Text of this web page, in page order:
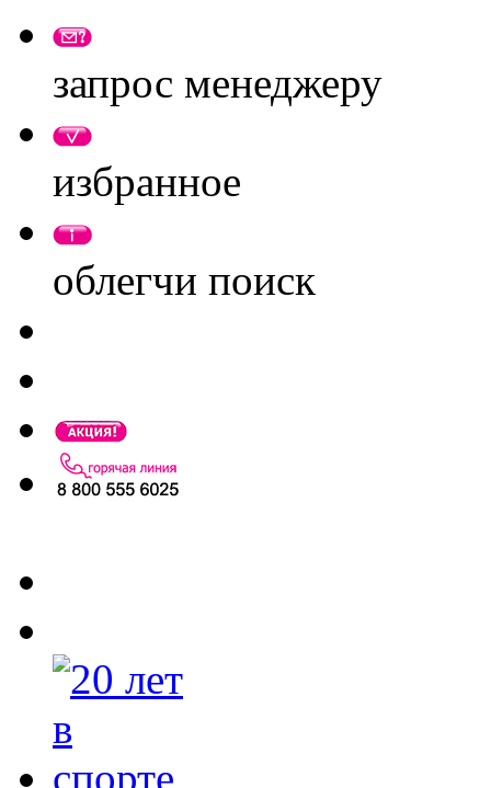
запрос менеджеру
избранное
облегчи поиск